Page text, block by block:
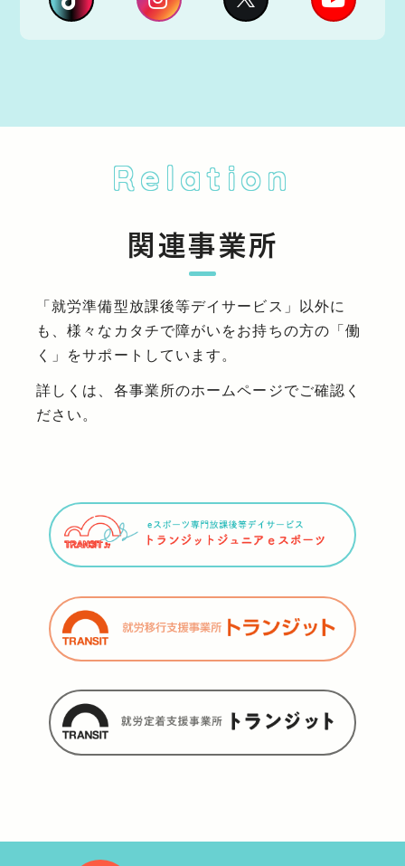
Relation
関連事業所
「就労準備型放課後等デイサービス」以外に
も、様々なカタチで障がいをお持ちの方の「働
く」をサポートしています。
詳しくは、各事業所のホームページでご確認く
ださい。